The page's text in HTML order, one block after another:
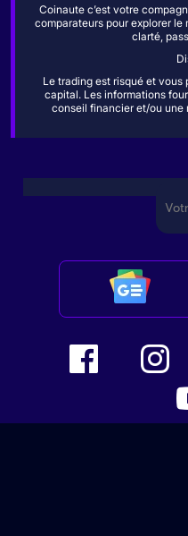
Coinaute c’est votre
comparateurs pour explorer
clarté,
Le trading est risqué et
capital. Les informations
conseil financier et/ou une